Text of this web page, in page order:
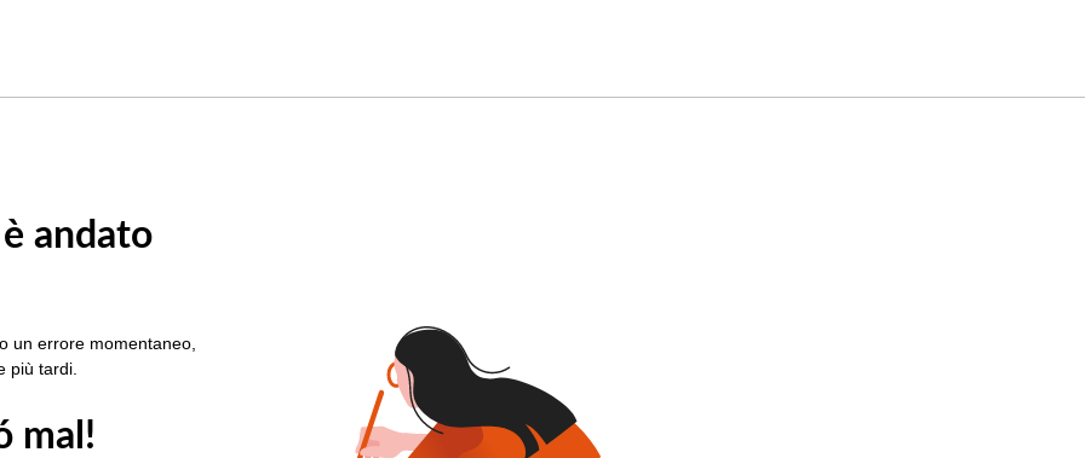
andato
un errore momentaneo,
più tardi.
mal!